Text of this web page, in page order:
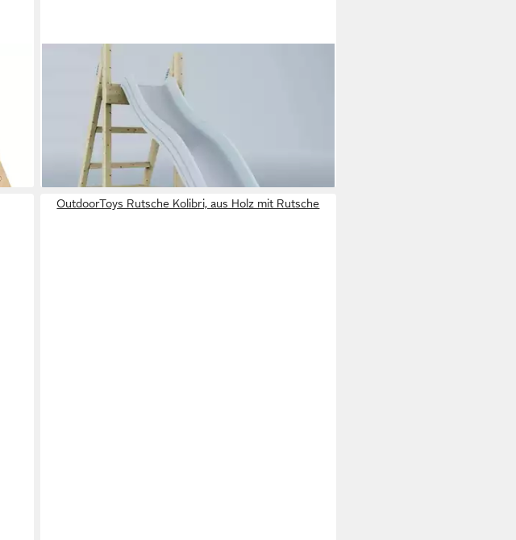
Rutsche Fuchs, aus Holz mit Rutsche
299,00 € UVP399,00 €
leider ausverkauft
OutdoorToys Rutsche Kolibri, aus Holz mit Rutsche